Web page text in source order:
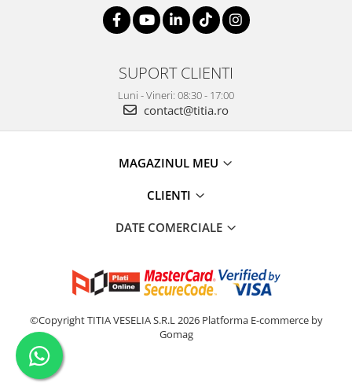
SUPORT CLIENTI
Luni - Vineri: 08:30 - 17:00
contact@titia.ro
MAGAZINUL MEU
CLIENTI
DATE COMERCIALE
©Copyright TITIA VESELIA S.R.L 2026 Platforma E-commerce by
Gomag